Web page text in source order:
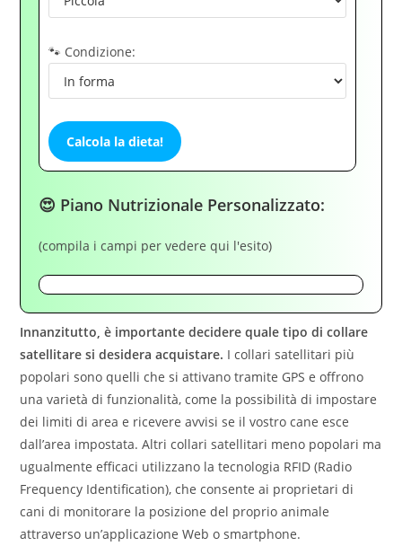
🐾 Condizione:
Calcola la dieta!
😍 Piano Nutrizionale Personalizzato:
(compila i campi per vedere qui l'esito)
Innanzitutto, è importante decidere quale tipo di collare
satellitare si desidera acquistare. I collari satellitari più
popolari sono quelli che si attivano tramite GPS e offrono
una varietà di funzionalità, come la possibilità di impostare
dei limiti di area e ricevere avvisi se il vostro cane esce
dall’area impostata. Altri collari satellitari meno popolari ma
ugualmente efficaci utilizzano la tecnologia RFID (Radio
Frequency Identification), che consente ai proprietari di
cani di monitorare la posizione del proprio animale
attraverso un’applicazione Web o smartphone.